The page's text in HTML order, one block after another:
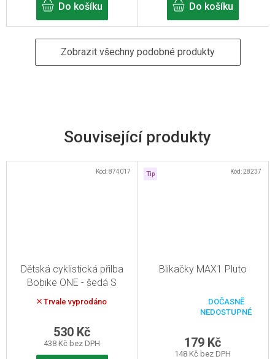
Související produkty
Dětská cyklistická přilba
Bobike ONE - šedá S
Trvale vyprodáno
438 Kč bez DPH
530 Kč
Kód:874017 Tip
Blikačky MAX1 Pluto
DOČASNĚ
NEDOSTUPNÉ
148 Kč bez DPH
179 Kč
Kód:28237
Do košíku Do košíku
Zobrazit všechny podobné produkty